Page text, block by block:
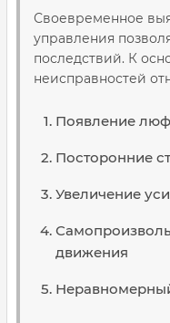
Своевременное
управления
последствий. К
неисправностей
Появление
Посторонние
Увеличение
движения